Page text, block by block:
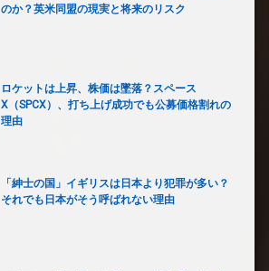
のか？英米同盟の現実と将来のリスク
ロケットは上昇、株価は墜落？スペース
X（SPCX）、打ち上げ成功でも公募価格割れの
理由
「紳士の国」イギリスは日本より犯罪が多い？
それでも日本がそう呼ばれない理由